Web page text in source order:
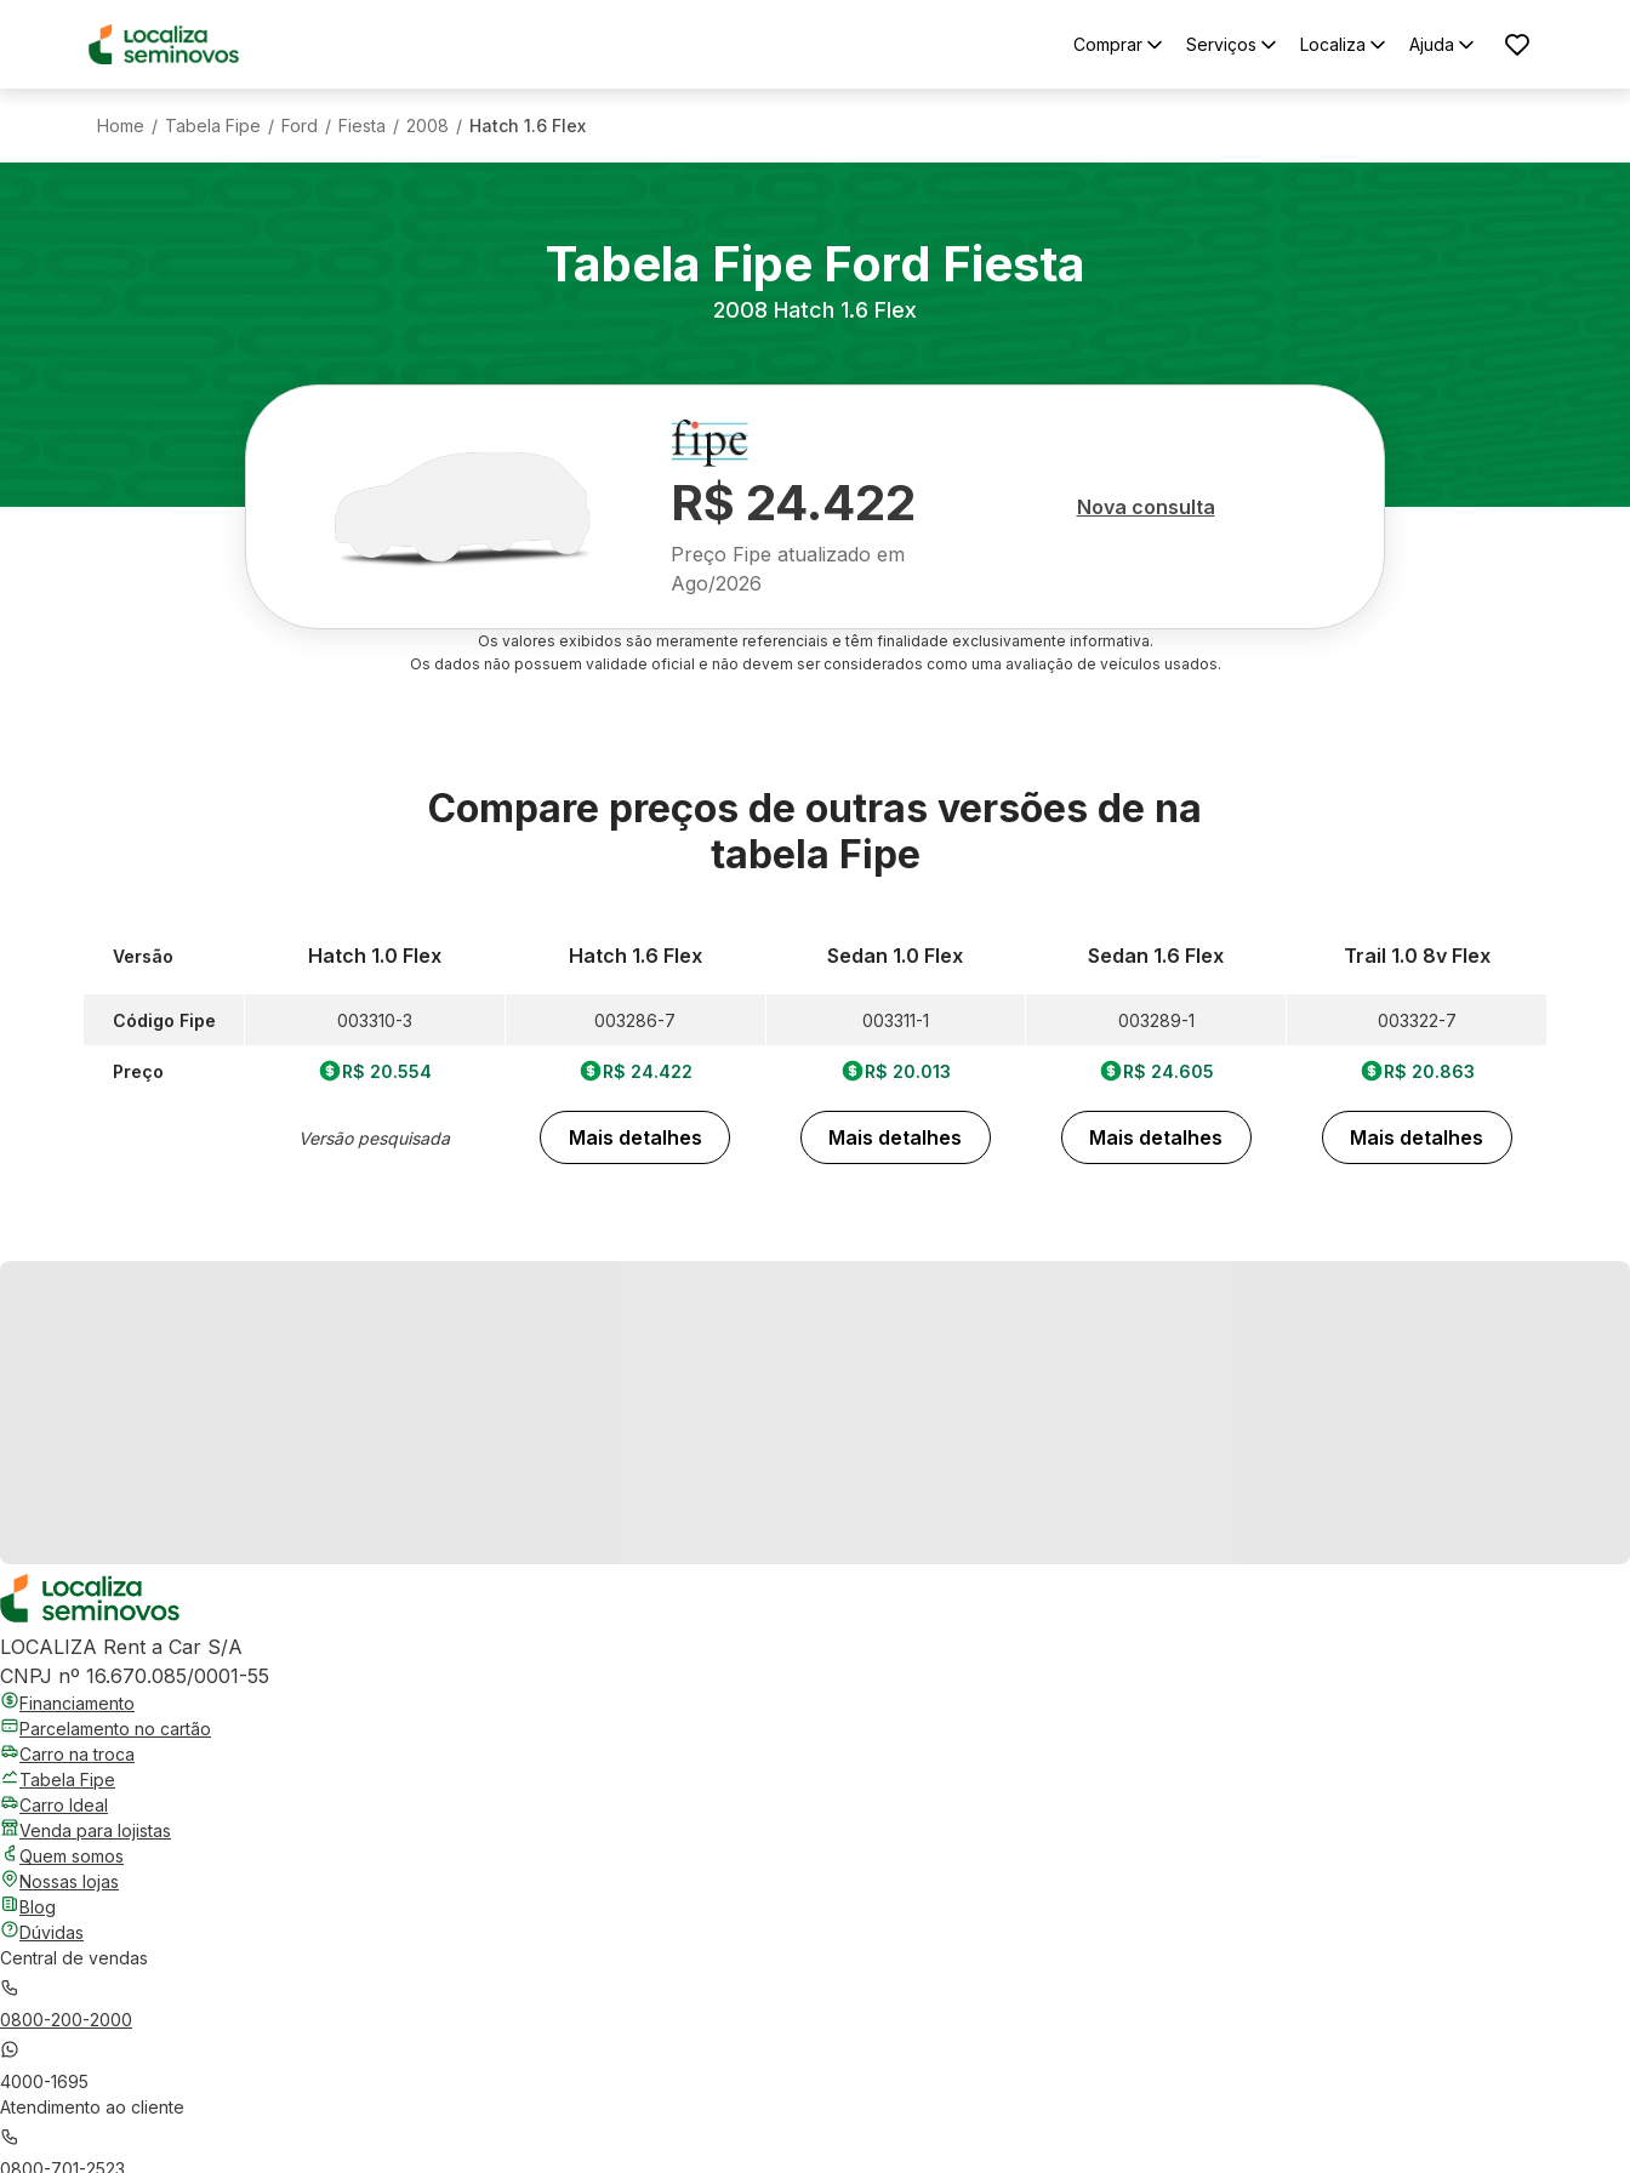
Comprar Serviços Localiza Ajuda
Home / Tabela Fipe / Ford / Fiesta / 2008 / Hatch 1.6 Flex
Tabela Fipe Ford Fiesta
2008 Hatch 1.6 Flex
R$ 24.422
Preço Fipe atualizado em
Ago/2026
Nova consulta
Os valores exibidos são meramente referenciais e têm finalidade exclusivamente informativa.
Os dados não possuem validade oficial e não devem ser considerados como uma avaliação de veículos usados.
Compare preços de outras versões de na
tabela Fipe
Versão
Código Fipe
Preço
Hatch 1.0 Flex
003310-3
R$ 20.554
Versão pesquisada
Hatch 1.6 Flex
003286-7
R$ 24.422
Mais detalhes
Sedan 1.0 Flex
003311-1
R$ 20.013
Mais detalhes
Sedan 1.6 Flex
003289-1
R$ 24.605
Mais detalhes
Trail 1.0 8v Flex
003322-7
R$ 20.863
Mais detalhes
LOCALIZA Rent a Car S/A
CNPJ nº 16.670.085/0001-55
Financiamento
Parcelamento no cartão
Carro na troca
Tabela Fipe
Carro Ideal
Venda para lojistas
Quem somos
Nossas lojas
Blog
Dúvidas
Central de vendas
0800-200-2000
4000-1695
Atendimento ao cliente
0800-701-2523